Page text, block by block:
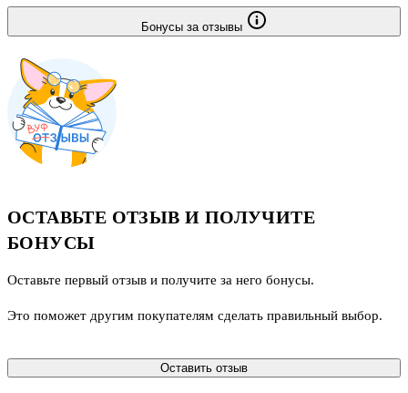
Бонусы за отзывы
ОСТАВЬТЕ ОТЗЫВ И ПОЛУЧИТЕ
БОНУСЫ
Оставьте первый отзыв и получите за него бонусы.
Это поможет другим покупателям сделать правильный выбор.
Оставить отзыв